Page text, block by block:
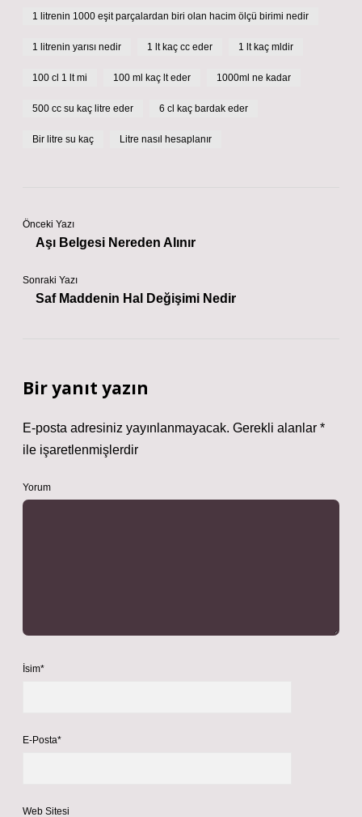
1 litrenin 1000 eşit parçalardan biri olan hacim ölçü birimi nedir
1 litrenin yarısı nedir 1 lt kaç cc eder 1 lt kaç mldir
100 cl 1 lt mi 100 ml kaç lt eder 1000ml ne kadar
500 cc su kaç litre eder 6 cl kaç bardak eder
Bir litre su kaç Litre nasıl hesaplanır
Önceki Yazı
Aşı Belgesi Nereden Alınır
Sonraki Yazı
Saf Maddenin Hal Değişimi Nedir
Bir yanıt yazın
E-posta adresiniz yayınlanmayacak. Gerekli alanlar *
ile işaretlenmişlerdir
Yorum
İsim*
E-Posta*
Web Sitesi